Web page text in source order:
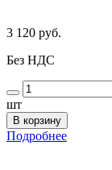
3 120 руб.
Без НДС
шт
В корзину
Подробнее